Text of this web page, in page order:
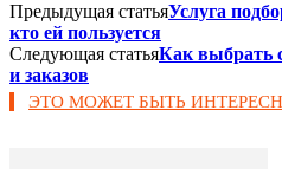
Предыдущая статьяУслуга
кто ей пользуется
Следующая статьяКак выбрать
и заказов
ЭТО МОЖЕТ БЫТЬ